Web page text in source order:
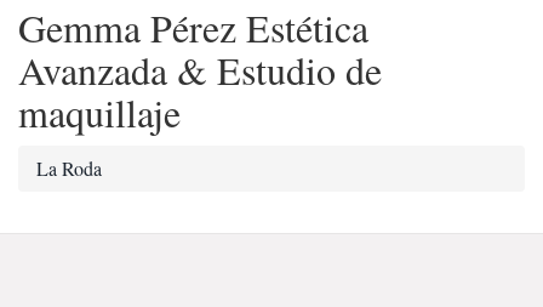
Gemma Pérez Estética
Avanzada & Estudio de
maquillaje
La Roda